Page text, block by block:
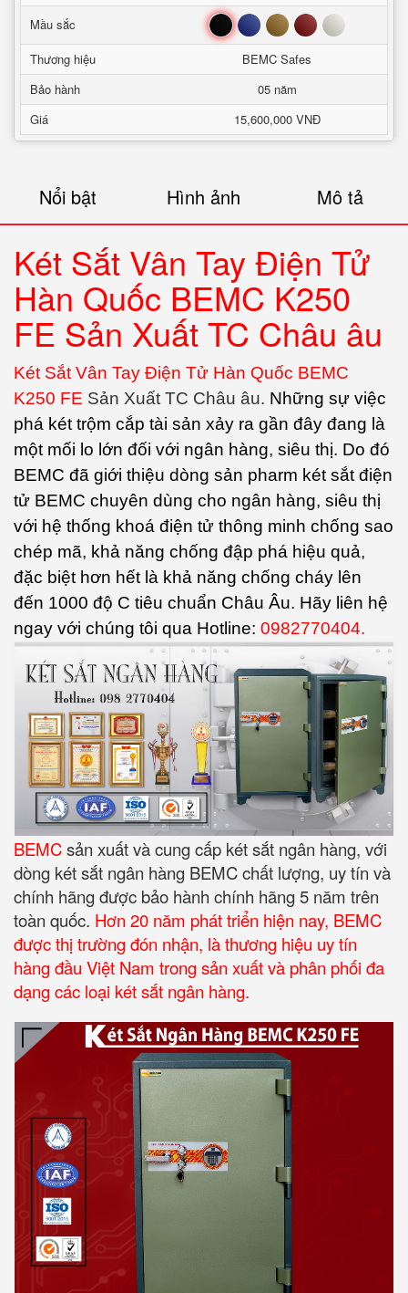
Mầu sắc Đen Xanh Nâu Đỏ Trắng
Thương hiệu
BEMC Safes
Bảo hành
05 năm
Giá
15,600,000 VNĐ
Nổi bật Hình ảnh Mô tả
Két Sắt Vân Tay Điện Tử
Hàn Quốc BEMC K250
FE Sản Xuất TC Châu âu
Két Sắt Vân Tay Điện Tử Hàn Quốc BEMC
K250 FE Sản Xuất TC Châu âu. Những sự việc
phá két trộm cắp tài sản xảy ra gần đây đang là
một mối lo lớn đối với ngân hàng, siêu thị. Do đó
BEMC đã giới thiệu dòng sản pharm két sắt điện
tử BEMC chuyên dùng cho ngân hàng, siêu thị
với hệ thống khoá điện tử thông minh chống sao
chép mã, khả năng chống đập phá hiệu quả,
đặc biệt hơn hết là khả năng chống cháy lên
đến 1000 độ C tiêu chuẩn Châu Âu. Hãy liên hệ
ngay với chúng tôi qua Hotline: 0982770404.
BEMCsản xuất và cung cấp két sắt ngân hàng, với
dòng két sắt ngân hàng BEMC chất lượng, uy tín và
chính hãng được bảo hành chính hãng 5 năm trên
toàn quốc. Hơn 20 năm phát triển hiện nay, BEMC
được thị trường đón nhận, là thương hiệu uy tín
hàng đầu Việt Nam trong sản xuất và phân phối đa
dạng các loại két sắt ngân hàng.